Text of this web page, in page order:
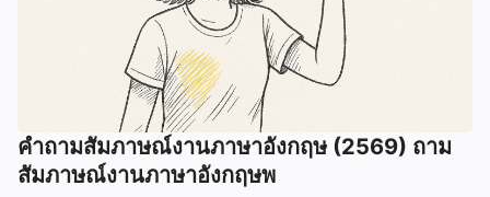
คําถามสัมภาษณ์งานภาษาอังกฤษ (2569) ถาม
สัมภาษณ์งานภาษาอังกฤษพ